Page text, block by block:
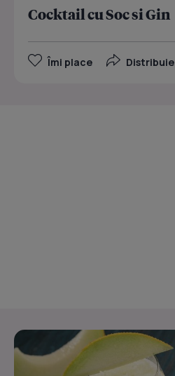
Cocktail cu Soc si Gin
Îmi place Distribuie